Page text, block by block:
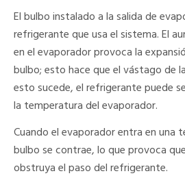
El bulbo instalado a la salida de
refrigerante que usa el sistema. El
en el evaporador provoca la
bulbo; esto hace que el vástago de
esto sucede, el refrigerante puede
la temperatura del evaporador.
Cuando el evaporador entra en una
bulbo se contrae, lo que provoca
obstruya el paso del refrigerante.